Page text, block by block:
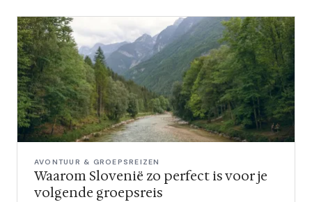
AVONTUUR & GROEPSREIZEN
Waarom Slovenië zo perfect is voor je
volgende groepsreis